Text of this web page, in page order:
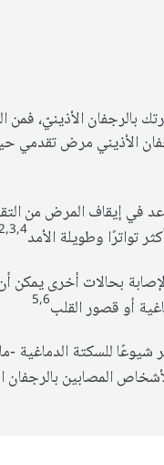
بالرجفان الأذينيّ، فمن
الأذيني مرض
في إيقاف المرض من
تواترًا وطويلة الأمد
بحالات أخرى يمكن
أو قصور القلب5,6
المصابين بالرجفان